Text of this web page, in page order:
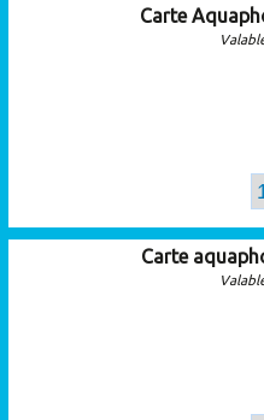
Carte
Carte